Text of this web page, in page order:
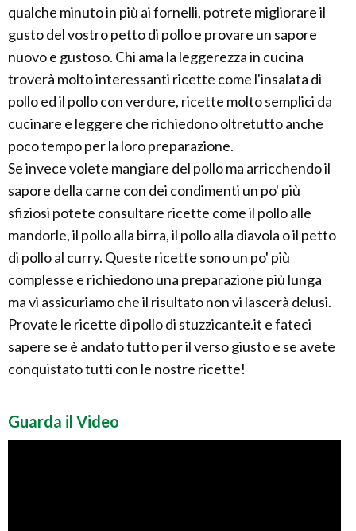
qualche minuto in più ai fornelli, potrete migliorare il
gusto del vostro petto di pollo e provare un sapore
nuovo e gustoso. Chi ama la leggerezza in cucina
troverà molto interessanti ricette come l'insalata di
pollo ed il pollo con verdure, ricette molto semplici da
cucinare e leggere che richiedono oltretutto anche
poco tempo per la loro preparazione.
Se invece volete mangiare del pollo ma arricchendo il
sapore della carne con dei condimenti un po' più
sfiziosi potete consultare ricette come il pollo alle
mandorle, il pollo alla birra, il pollo alla diavola o il petto
di pollo al curry. Queste ricette sono un po' più
complesse e richiedono una preparazione più lunga
ma vi assicuriamo che il risultato non vi lascerà delusi.
Provate le ricette di pollo di stuzzicante.it e fateci
sapere se è andato tutto per il verso giusto e se avete
conquistato tutti con le nostre ricette!
Guarda il Video